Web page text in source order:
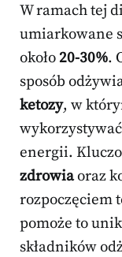
W ramach tej
umiarkowane
około 20-30%.
sposób
ketozy, w
wykorzystywać
energii.
zdrowiaoraz
rozpoczęciem
pomoże to
składników